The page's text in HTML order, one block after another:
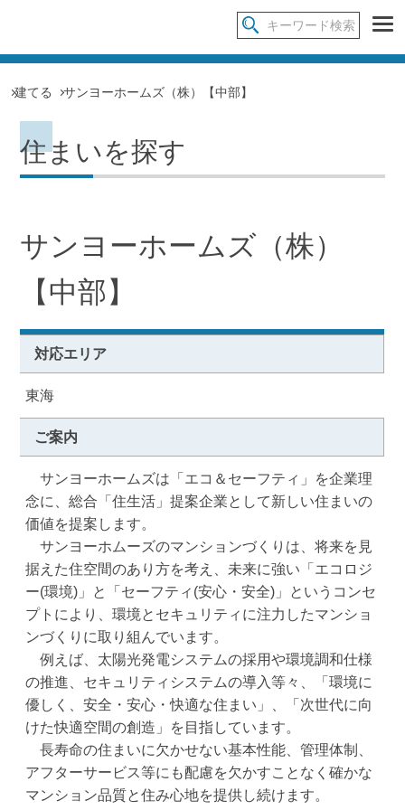
建てる サンヨーホームズ（株）【中部】
住まいを探す
サンヨーホームズ（株）
【中部】
対応エリア
東海
ご案内
サンヨーホームズは「エコ＆セーフティ」を企業理
念に、総合「住生活」提案企業として新しい住まいの
価値を提案します。
サンヨーホムーズのマンションづくりは、将来を見
据えた住空間のあり方を考え、未来に強い「エコロジ
ー(環境)」と「セーフティ(安心・安全)」というコンセ
プトにより、環境とセキュリティに注力したマンショ
ンづくりに取り組んでいます。
例えば、太陽光発電システムの採用や環境調和仕様
の推進、セキュリティシステムの導入等々、「環境に
優しく、安全・安心・快適な住まい」、「次世代に向
けた快適空間の創造」を目指しています。
長寿命の住まいに欠かせない基本性能、管理体制、
アフターサービス等にも配慮を欠かすことなく確かな
マンション品質と住み心地を提供し続けます。